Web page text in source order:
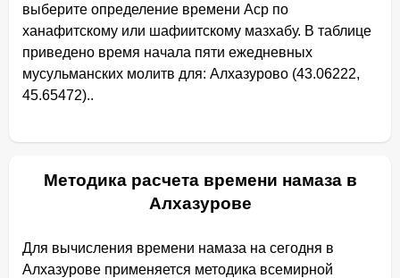
выберите определение времени Аср по
ханафитскому или шафиитскому мазхабу. В таблице
приведено время начала пяти ежедневных
мусульманских молитв для: Алхазурово (43.06222,
45.65472)..
Методика расчета времени намаза в
Алхазурове
Для вычисления времени намаза на сегодня в
Алхазурове применяется методика всемирной